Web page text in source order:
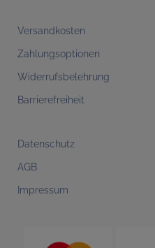
Versandkosten
Zahlungsoptionen
Widerrufsbelehrung
Barrierefreiheit
Datenschutz
AGB
Impressum